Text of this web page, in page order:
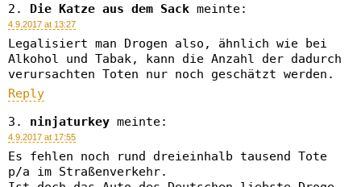
Die Katze aus dem Sack meinte:
4.9.2017 at 13:27
Legalisiert man Drogen also, ähnlich wie bei
Alkohol und Tabak, kann die Anzahl der dadurch
verursachten Toten nur noch geschätzt werden.
Reply
ninjaturkey meinte:
4.9.2017 at 17:55
Es fehlen noch rund dreieinhalb tausend Tote
p/a im Straßenverkehr.